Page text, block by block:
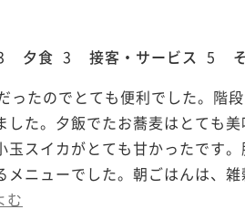
夕食 3 接客・サービス 5
ったのでとても便利でした。階
した。夕飯でたお蕎麦はとても
玉スイカがとても甘かったです
メニューでした。朝ごはんは、
む